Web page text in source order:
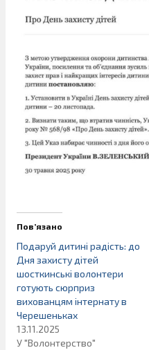
Пов’язано
Подаруй дитині радість: до
Дня захисту дітей
шосткинські волонтери
готують сюрприз
вихованцям інтернату в
Черешеньках
13.11.2025
У "Волонтерство"